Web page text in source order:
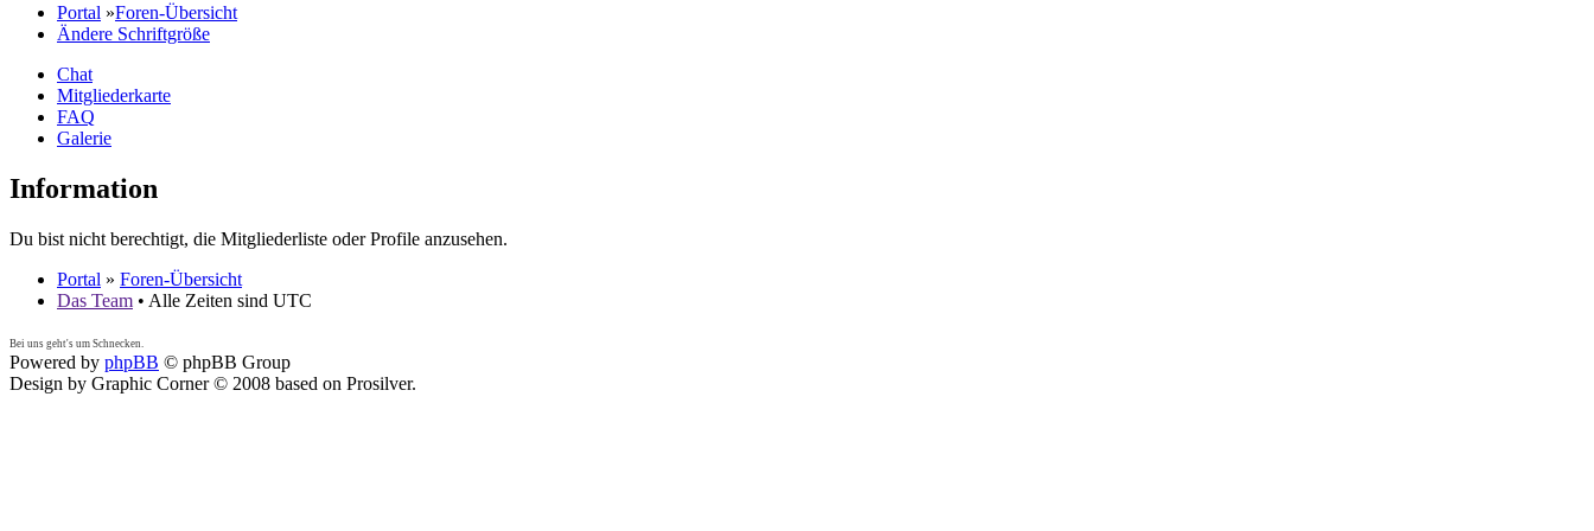
Portal »Foren-Übersicht
Ändere Schriftgröße
Chat
Mitgliederkarte
FAQ
Galerie
Information
Du bist nicht berechtigt, die Mitgliederliste oder Profile anzusehen.
Portal » Foren-Übersicht
Das Team • Alle Zeiten sind UTC
Bei uns geht's um Schnecken.
Powered by phpBB © phpBB Group
Design by Graphic Corner © 2008 based on Prosilver.